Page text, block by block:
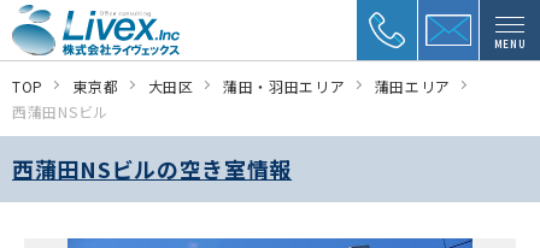
MENU
TOP 東京都 大田区 蒲田・羽田エリア
蒲田エリア
西蒲田NSビル
西蒲田NSビルの空き室情報